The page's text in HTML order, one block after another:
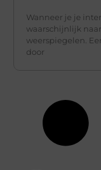
Wanneer je je
waarschijnlijk
weerspiegelen.
door